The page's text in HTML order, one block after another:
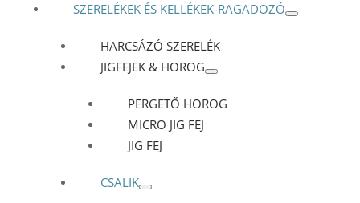
SZERELÉKEK ÉS KELLÉKEK-RAGADOZÓ
HARCSÁZÓ SZERELÉK
JIGFEJEK & HOROG
PERGETŐ HOROG
MICRO JIG FEJ
JIG FEJ
CSALIK